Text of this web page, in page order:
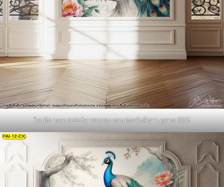
ไอเดีย วอลเปเปอร์ลายนกยูง ตกแต่งผนังสีขาว ดูสวย มีมิติ